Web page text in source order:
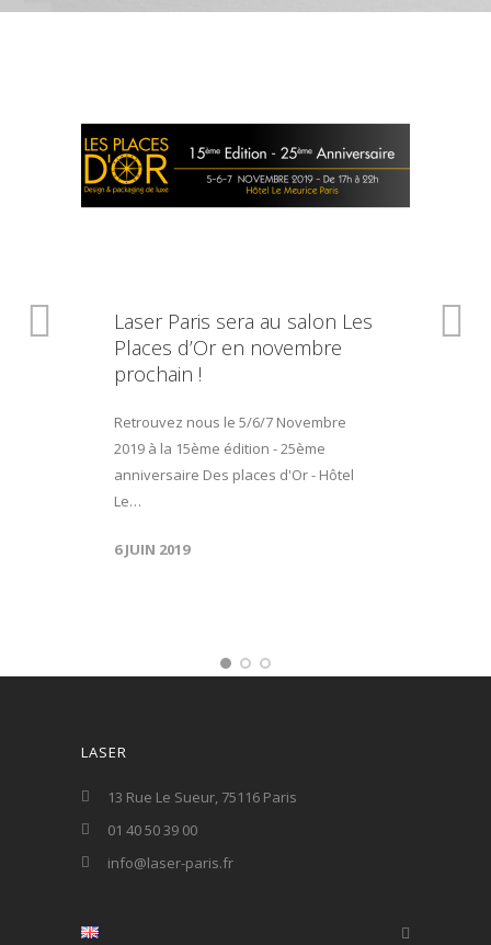
Laser Paris sera au salon Les
Places d’Or en novembre
prochain !
Retrouvez nous le 5/6/7 Novembre
2019 à la 15ème édition - 25ème
anniversaire Des places d'Or - Hôtel
Le…
6 JUIN 2019
LASER
13 Rue Le Sueur, 75116 Paris
01 40 50 39 00
info@laser-paris.fr